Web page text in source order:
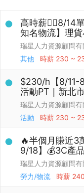
高時薪❤️‍🔥8/14
知名物流】理
瑞星人力資源顧問有
其他
時薪 230 ~
$230/h【8/11-
活動PT｜新北
瑞星人力資源顧問有
活動
時薪 230 ~
🔥半個月賺近3
9/18】💰3C產
瑞星人力資源顧問有
勞力/物流
時薪